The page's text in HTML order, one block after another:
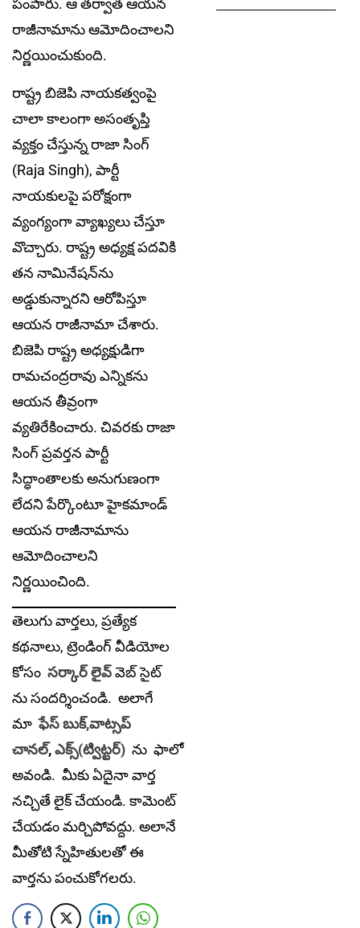
పంపారు. ఆ తర్వాత ఆయన
రాజీనామాను ఆమోదించాలని
నిర్ణయించుకుంది.
రాష్ట్ర బిజెపి నాయకత్వంపై
చాలా కాలంగా అసంతృప్తి
వ్యక్తం చేస్తున్న రాజా సింగ్
(Raja Singh), పార్టీ
నాయకులపై పరోక్షంగా
వ్యంగ్యంగా వ్యాఖ్యలు చేస్తూ
వొచ్చారు. రాష్ట్ర అధ్యక్ష పదవికి
తన నామినేషన్‌ను
అడ్డుకున్నారని ఆరోపిస్తూ
ఆయన రాజీనామా చేశారు.
బిజెపి రాష్ట్ర అధ్యక్షుడిగా
రామచంద్రరావు ఎన్నికను
ఆయన తీవ్రంగా
వ్యతిరేకించారు. చివరకు రాజా
సింగ్ ప్రవర్తన పార్టీ
సిద్ధాంతాలకు అనుగుణంగా
లేదని పేర్కొంటూ హైకమాండ్
ఆయన రాజీనామాను
ఆమోదించాలని
నిర్ణయించింది.
తెలుగు వార్తలు, ప్రత్యేక
కథనాలు, ట్రెండింగ్ వీడియోల
కోసం సర్కార్ లైవ్వెబ్ సైట్
ను సందర్శించండి. అలాగే
మాఫేస్ బుక్,వాట్సప్
చానల్,ఎక్స్(ట్విట్టర్) ను ఫాలో
అవండి. మీకు ఏదైనా వార్త
నచ్చితే లైక్ చేయండి. కామెంట్
చేయడం మర్చిపోవద్దు. అలానే
మీతోటి స్నేహితులతో ఈ
వార్తను పంచుకోగలరు.